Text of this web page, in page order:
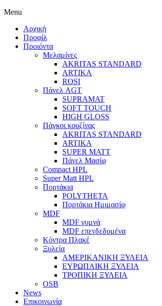
Menu
Αρχική
Προφίλ
Προιόντα
Μελαμίνες
AKRITAS STANDARD
ARTIKA
ROSI
Πάνελ AGT
SUPRAMAT
SOFT TOUCH
HIGH GLOSS
Πάγκοι κουζίνας
AKRITAS STANDARD
ARTIKA
SUPER MATT
Πάνελ Μασίφ
Compact HPL
Super Matt HPL
Πορτάκια
POLYTHETA
Πορτάκια Ημιμασίφ
MDF
MDF γυμνά
MDF επενδεδυμένα
Κόντρα Πλακέ
Ξυλεία
ΑΜΕΡΙΚΑΝΙΚΗ ΞΥΛΕΙΑ
ΕΥΡΩΠΑΙΚΗ ΞΥΛΕΙΑ
ΤΡΟΠΙΚΗ ΞΥΛΕΙΑ
OSB
News
Επικοινωνία